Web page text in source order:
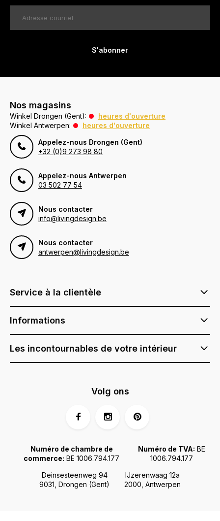
S'abonner
Nos magasins
Winkel Drongen (Gent):
heures d'ouverture
Winkel Antwerpen:
heures d'ouverture
Appelez-nous Drongen (Gent)
+32 (0)9 273 98 80
Appelez-nous Antwerpen
03 502 77 54
Nous contacter
info@livingdesign.be
Nous contacter
antwerpen@livingdesign.be
Service à la clientèle
Informations
Les incontournables de votre intérieur
Deinsesteenweg 94
9031, Drongen (Gent)
IJzerenwaag 12a
2000, Antwerpen
Numéro de chambre de
commerce: BE 1006.794.177
Numéro de TVA: BE
1006.794.177
Volg ons